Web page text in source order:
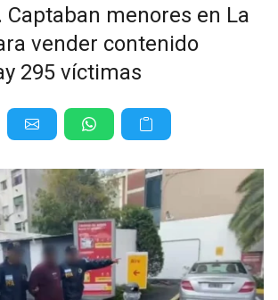
Captaban menores en La
vender contenido
295 víctimas